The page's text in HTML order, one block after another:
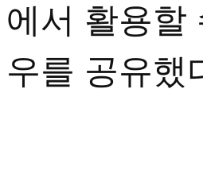
에서 활용할
우를 공유했